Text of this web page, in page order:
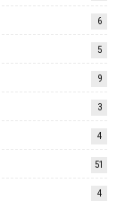
6
5
9
3
4
51
4